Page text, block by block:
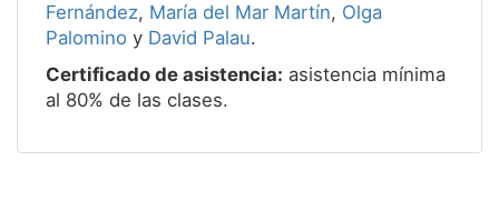
Fernández, María del Mar Martín, Olga
Palomino y David Palau.
Certificado de asistencia: asistencia mínima
al 80% de las clases.